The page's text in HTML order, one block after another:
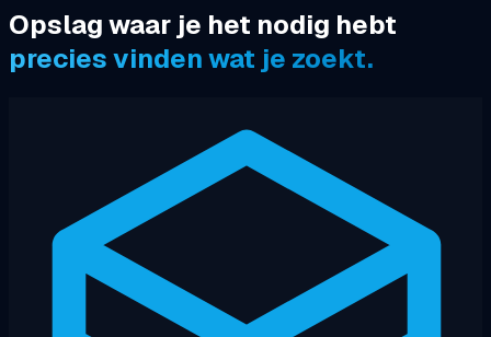
Opslag waar je het nodig hebt
precies vinden wat je zoekt.